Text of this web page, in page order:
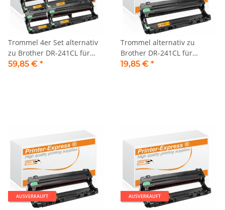
Trommel 4er Set alternativ
zu Brother DR-241CL für
Brother Drucker
59,85 € *
Trommel alternativ zu
Brother DR-241CL für
Brother Drucker schwarz
19,85 € *
AUSVERKAUFT AUSVERKAUFT